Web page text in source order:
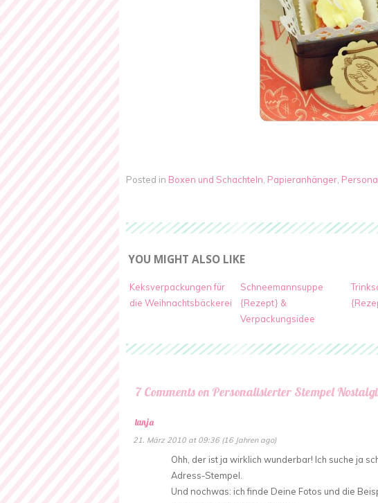
Posted in Boxen und Schachteln Papieranhänger
YOU MIGHT ALSO LIKE
Keksverpackungen für
die Weihnachtsbäckerei
Schneemannsuppe
{Rezept} &
Verpackungsidee
7 Comments on Personalisierter Stempel
tanja
21. März 2010 at 09:36 (16 Jahren ago)
Ohh, der ist ja wirklich wunderbar! Ich suche ja
Adress-Stempel.
Und nochwas: ich finde Deine Fotos und die